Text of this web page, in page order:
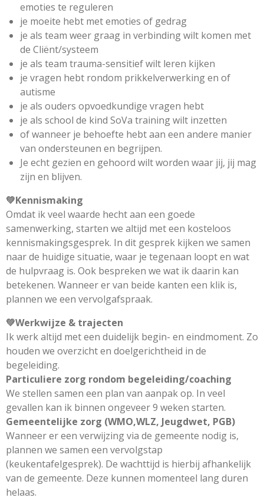
emoties te reguleren
je moeite hebt met emoties of gedrag
je als team weer graag in verbinding wilt komen met
de Cliënt/systeem
je als team trauma-sensitief wilt leren kijken
je vragen hebt rondom prikkelverwerking en of
autisme
je als ouders opvoedkundige vragen hebt
je als school de kind SoVa training wilt inzetten
of wanneer je behoefte hebt aan een andere manier
van ondersteunen en begrijpen.
Je echt gezien en gehoord wilt worden waar jij, jij mag
zijn en blijven.
💚Kennismaking
Omdat ik veel waarde hecht aan een goede
samenwerking, starten we altijd met een kosteloos
kennismakingsgesprek. In dit gesprek kijken we samen
naar de huidige situatie, waar je tegenaan loopt en wat
de hulpvraag is. Ook bespreken we wat ik daarin kan
betekenen. Wanneer er van beide kanten een klik is,
plannen we een vervolgafspraak.
💚Werkwijze & trajecten
Ik werk altijd met een duidelijk begin- en eindmoment. Zo
houden we overzicht en doelgerichtheid in de
begeleiding.
Particuliere zorg rondom begeleiding/coaching
We stellen samen een plan van aanpak op. In veel
gevallen kan ik binnen ongeveer 9 weken starten.
Gemeentelijke zorg (WMO,WLZ, Jeugdwet, PGB)
Wanneer er een verwijzing via de gemeente nodig is,
plannen we samen een vervolgstap
(keukentafelgesprek). De wachttijd is hierbij afhankelijk
van de gemeente. Deze kunnen momenteel lang duren
helaas.